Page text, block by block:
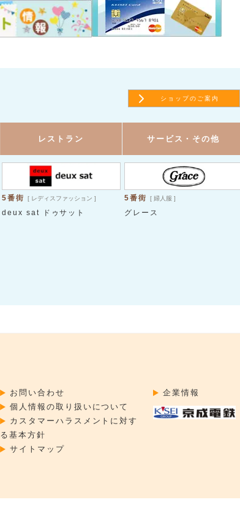
ショップのご案内
レストラン サービス・その他
5番街 [ レディスファッション ]
deux sat ドゥサット
5番街 [ 婦人服 ]
グレース
お問い合わせ
個人情報の取り扱いについて
カスタマーハラスメントに対す
る基本方針
サイトマップ
企業情報